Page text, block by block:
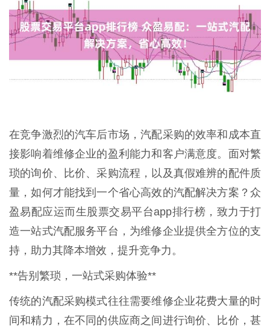
在竞争激烈的汽车后市场，汽配采购的效率和成本直
接影响着维修企业的盈利能力和客户满意度。面对繁
琐的询价、比价、采购流程，以及真假难辨的配件质
量，如何才能找到一个省心高效的汽配解决方案？众
盈易配应运而生股票交易平台app排行榜，致力于打
造一站式汽配服务平台，为维修企业提供全方位的支
持，助力其降本增效，提升竞争力。
**告别繁琐，一站式采购体验**
传统的汽配采购模式往往需要维修企业花费大量的时
间和精力，在不同的供应商之间进行询价、比价，甚